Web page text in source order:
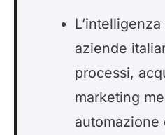
aziende
processi,
marketing
automazione